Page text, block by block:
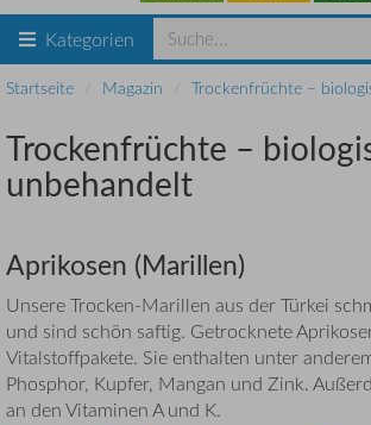
Kategorien
Startseite Magazin Trockenfrüchte –
Trockenfrüchte –
unbehandelt
Aprikosen (Marillen)
Unsere Trocken-Marillen aus der Türkei
und sind schön saftig. Getrocknete
Vitalstoffpakete. Sie enthalten unter
Phosphor, Kupfer, Mangan und Zink.
an den Vitaminen A und K.